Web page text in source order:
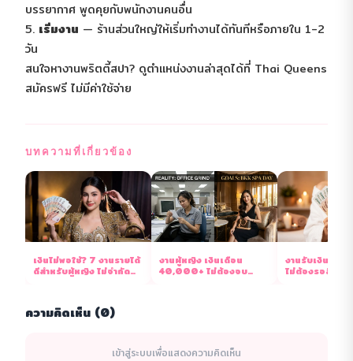
บรรยากาศ พูดคุยกับพนักงานคนอื่น
5. เริ่มงาน — ร้านส่วนใหญ่ให้เริ่มทำงานได้ทันทีหรือภายใน 1-2
วัน
สนใจหางานพริตตี้สปา? ดูตำแหน่งงานล่าสุดได้ที่ Thai Queens
สมัครฟรี ไม่มีค่าใช้จ่าย
บทความที่เกี่ยวข้อง
เงินไม่พอใช้? 7 งานรายได้
ดีสำหรับผู้หญิง ไม่จำกัด
งานผู้หญิง เงินเดือน
40,000+ ไม่ต้องจบ
งานรับเงินสดทุ
ไม่ต้องรอสิ้นเดื
ความคิดเห็น (0)
เข้าสู่ระบบเพื่อแสดงความคิดเห็น